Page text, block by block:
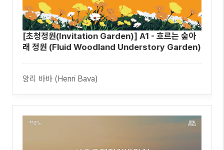
[초청정원(Invitation Garden)] A1 - 흐르는 숲아
래 정원 (Fluid Woodland Understory Garden)
앙리 바바 (Henri Bava)